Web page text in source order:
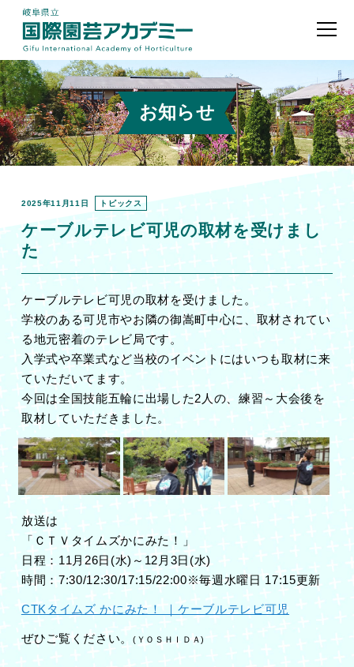
お知らせ
2025年11月11日 トピックス
ケーブルテレビ可児の取材を受けまし
た
ケーブルテレビ可児の取材を受けました。
学校のある可児市やお隣の御嵩町中心に、取材されてい
る地元密着のテレビ局です。
入学式や卒業式など当校のイベントにはいつも取材に来
ていただいてます。
今回は全国技能五輪に出場した2人の、練習～大会後を
取材していただきました。
放送は
「ＣＴＶタイムズかにみた！」
日程：11月26日(水)～12月3日(水)
時間：7:30/12:30/17:15/22:00※毎週水曜日 17:15更新
CTKタイムズ かにみた！ ｜ケーブルテレビ可児
ぜひご覧ください。 (ＹＯＳＨＩＤＡ)